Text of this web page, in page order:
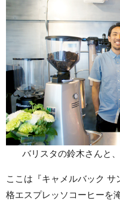
バリスタの鈴木さんと
ここは『キャメルバック
格エスプレッソコーヒーを